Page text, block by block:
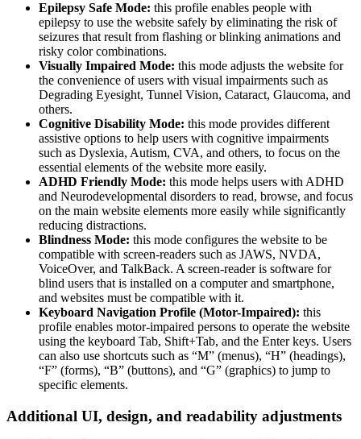
Epilepsy Safe Mode: this profile enables people with
epilepsy to use the website safely by eliminating the risk of
seizures that result from flashing or blinking animations and
risky color combinations.
Visually Impaired Mode: this mode adjusts the website for
the convenience of users with visual impairments such as
Degrading Eyesight, Tunnel Vision, Cataract, Glaucoma, and
others.
Cognitive Disability Mode: this mode provides different
assistive options to help users with cognitive impairments
such as Dyslexia, Autism, CVA, and others, to focus on the
essential elements of the website more easily.
ADHD Friendly Mode: this mode helps users with ADHD
and Neurodevelopmental disorders to read, browse, and focus
on the main website elements more easily while significantly
reducing distractions.
Blindness Mode: this mode configures the website to be
compatible with screen-readers such as JAWS, NVDA,
VoiceOver, and TalkBack. A screen-reader is software for
blind users that is installed on a computer and smartphone,
and websites must be compatible with it.
Keyboard Navigation Profile (Motor-Impaired): this
profile enables motor-impaired persons to operate the website
using the keyboard Tab, Shift+Tab, and the Enter keys. Users
can also use shortcuts such as “M” (menus), “H” (headings),
“F” (forms), “B” (buttons), and “G” (graphics) to jump to
specific elements.
Additional UI, design, and readability adjustments